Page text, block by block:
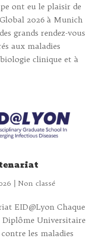
ont eu le plaisir de
2026 à Munich
grands rendez-vous
aux maladies
clinique et à
Non classé
EID@Lyon Chaque
Diplôme Universitaire
les maladies